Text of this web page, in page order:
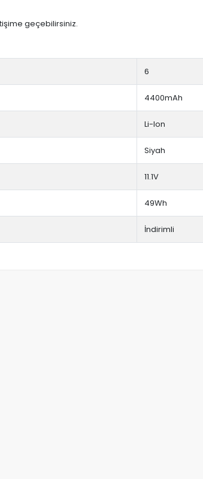
geçebilirsiniz.
6
4400mAh
Li-Ion
Siyah
11.1V
49Wh
İndirimli